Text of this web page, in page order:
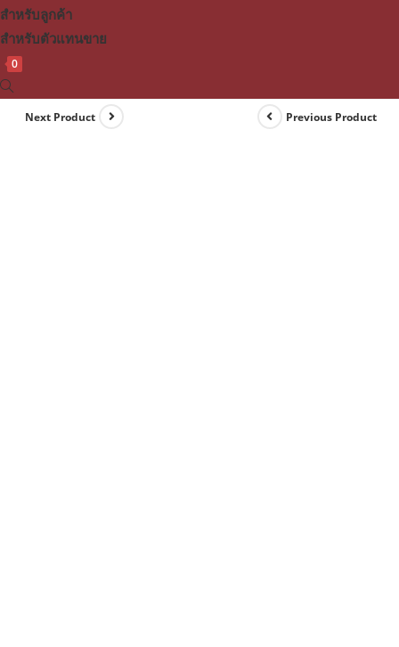
สำหรับลูกค้า
สำหรับตัวแทนขาย
0
Toggle
website
Previous Product
Next Product